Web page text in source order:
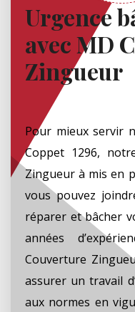
Urgence
avec MD
Zingueur
Pour mieux servir
Coppet 1296,
Zingueur à mis en
vous pouvez
réparer et bâcher
années
Couverture
assurer un travail
aux normes en